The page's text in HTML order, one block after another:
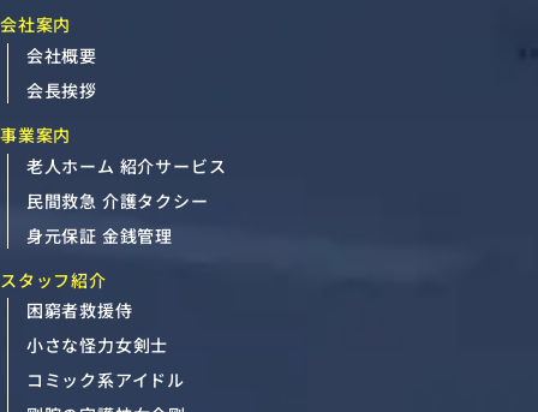
会社案内
会社概要
会長挨拶
事業案内
老人ホーム 紹介サービス
民間救急 介護タクシー
身元保証 金銭管理
スタッフ紹介
困窮者救援侍
小さな怪力女剣士
コミック系アイドル